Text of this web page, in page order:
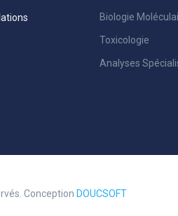
Biologie
Toxicologie
Analyses
Conception DOUCSOFT